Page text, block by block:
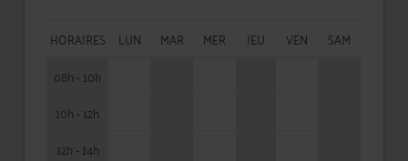
HORAIRES LUN MAR MER JEU VEN
SAM
08h - 10h
10h - 12h
12h - 14h